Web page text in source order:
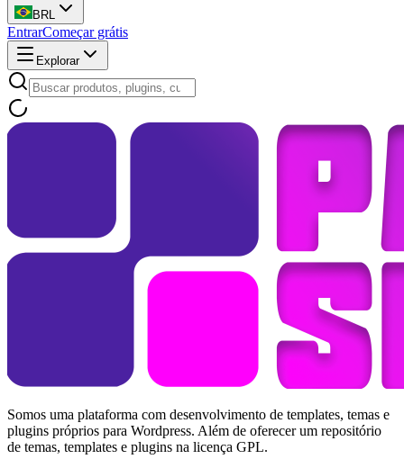
BRL
EntrarComeçar grátis
Explorar
Somos uma plataforma com desenvolvimento de templates, temas e
plugins próprios para Wordpress. Além de oferecer um repositório
de temas, templates e plugins na licença GPL.